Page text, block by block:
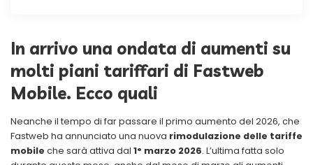
In arrivo una ondata di aumenti su
molti piani tariffari di Fastweb
Mobile. Ecco quali
Neanche il tempo di far passare il primo aumento del 2026, che
Fastweb ha annunciato una nuova rimodulazione delle tariffe
mobile che sarà attiva dal 1° marzo 2026. L’ultima fatta solo